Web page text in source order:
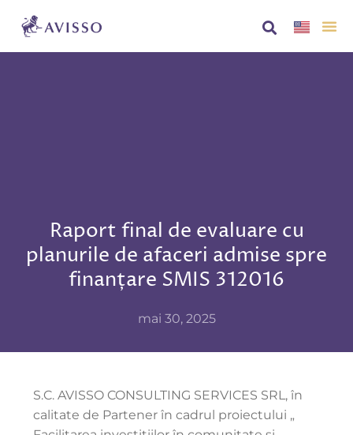
Raport final de evaluare cu
planurile de afaceri admise spre
finanțare SMIS 312016
mai 30, 2025
S.C. AVISSO CONSULTING SERVICES SRL, în
calitate de Partener în cadrul proiectului „